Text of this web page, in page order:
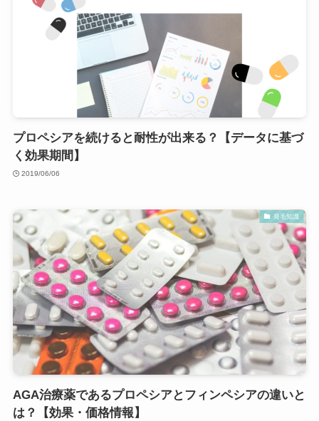
プロペシアを続けると耐性が出来る？【データに基づ
く効果期間】
2019/06/06
発毛知識
AGA治療薬であるプロペシアとフィンペシアの違いと
は？【効果・価格情報】